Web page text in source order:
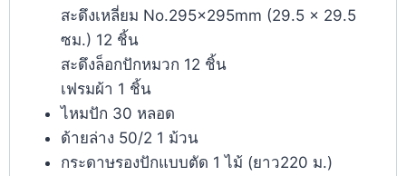
สะดึงเหลี่ยม No.295x295mm (29.5 × 29.5
ซม.) 12 ชิ้น
สะดึงล็อกปักหมวก 12 ชิ้น
เฟรมผ้า 1 ชิ้น
ไหมปัก 30 หลอด
ด้ายล่าง 50/2 1 ม้วน
กระดาษรองปักแบบตัด 1 ไม้ (ยาว220 ม.)